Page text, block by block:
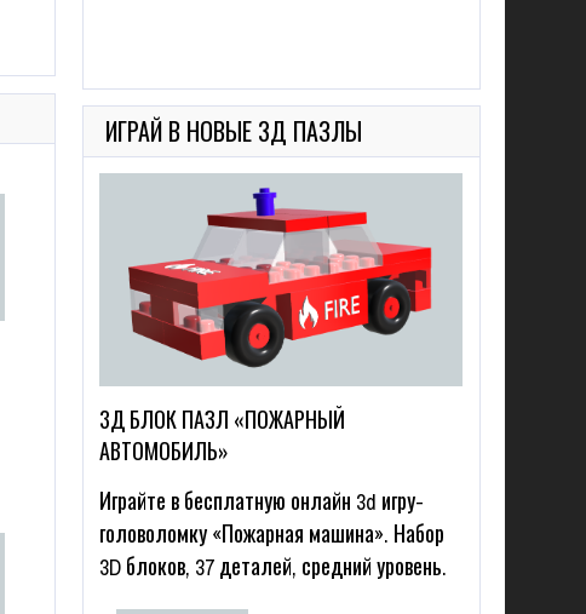
ИГРАЙ В НОВЫЕ 3Д ПАЗЛЫ
3Д БЛОК ПАЗЛ «ПОЖАРНЫЙ
АВТОМОБИЛЬ»
Играйте в бесплатную онлайн 3d игру-
головоломку «Пожарная машина». Набор
3D блоков, 37 деталей, средний уровень.